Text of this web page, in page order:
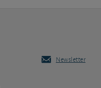
Newsletter